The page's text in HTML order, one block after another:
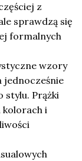
z
sprawdzą się
formalnych
wzory
jednocześnie
stylu. Prążki
kolorach i